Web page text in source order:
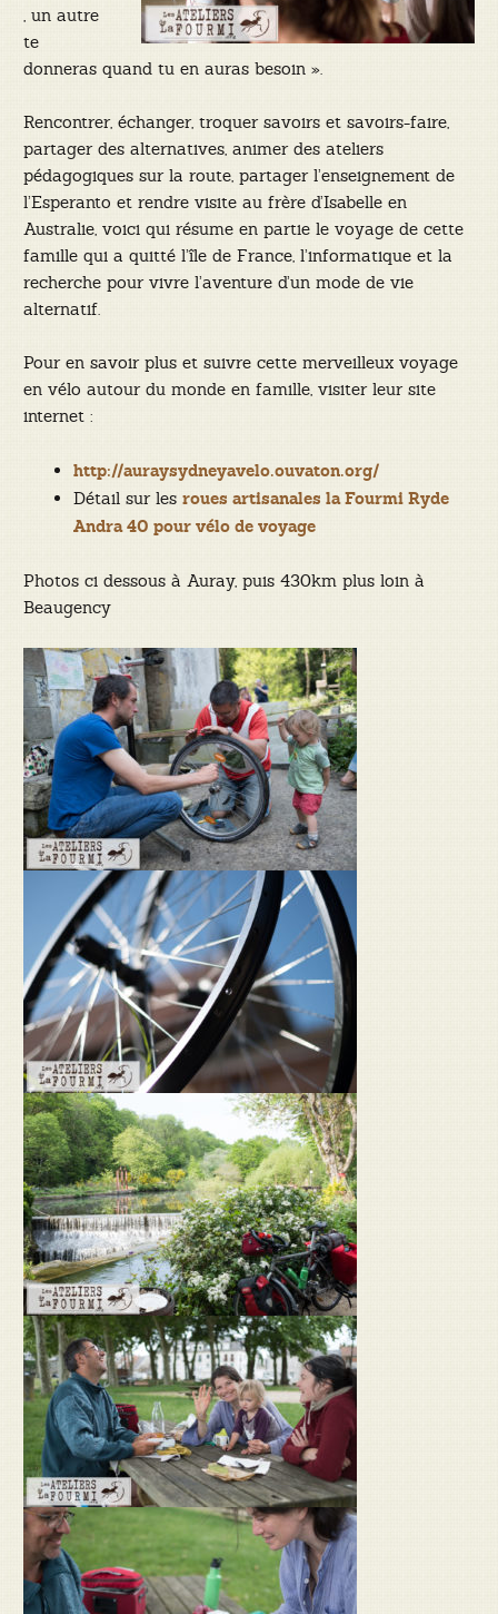
, un autre
te
donneras quand tu en auras besoin ».
Rencontrer, échanger, troquer savoirs et savoirs-faire,
partager des alternatives, animer des ateliers
pédagogiques sur la route, partager l’enseignement de
l’Esperanto et rendre visite au frère d’Isabelle en
Australie, voici qui résume en partie le voyage de cette
famille qui a quitté l’île de France, l’informatique et la
recherche pour vivre l’aventure d’un mode de vie
alternatif.
Pour en savoir plus et suivre cette merveilleux voyage
en vélo autour du monde en famille, visiter leur site
internet :
http://auraysydneyavelo.ouvaton.org/
Détail sur les roues artisanales la Fourmi Ryde
Andra 40 pour vélo de voyage
Photos ci dessous à Auray, puis 430km plus loin à
Beaugency